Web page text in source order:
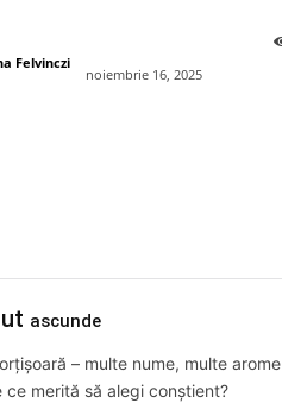
Felvinczi
noiembrie 16, 2025
ascunde
– multe nume, multe arome
ce merită să alegi conștient?